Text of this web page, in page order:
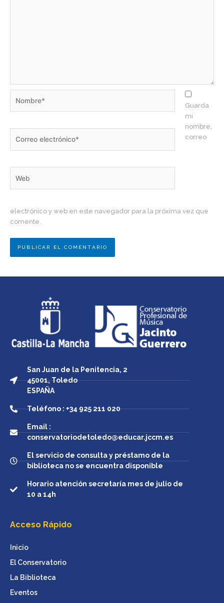
electrónico*
Guarda
mi
nombre,
correo
electrónico y web en este navegador para la próxima vez que
comente.
San Juan de la Penitencia, 2
45001, Toledo
ESPAÑA
Teléfono : +34 925 211 020
Email :
conservatoriodetoledo@educar.jccm.es
El servicio de consulta y préstamo de la
biblioteca no se encuentra disponible
Horario atención secretaría mes de julio de
10 a 14h
Acceso Rápido
Inicio
El Conservatorio
La Biblioteca
Eventos